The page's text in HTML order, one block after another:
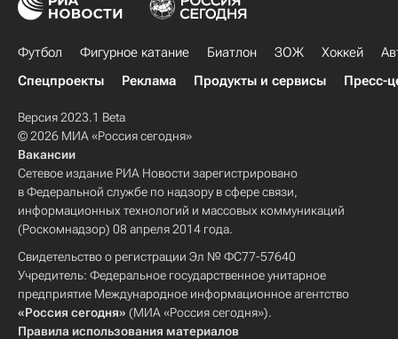
Футбол Фигурное катание Биатлон ЗОЖ Хоккей
Спецпроекты
Реклама Продукты и сервисы Пресс-
Версия 2023.1 Beta
© 2026 МИА «Россия сегодня»
Вакансии
Сетевое издание РИА Новости зарегистрировано
в Федеральной службе по надзору в сфере связи,
информационных технологий и массовых коммуникаций
(Роскомнадзор) 08 апреля 2014 года.
Свидетельство о регистрации Эл № ФС77-57640
Учредитель: Федеральное государственное унитарное
предприятие Международное информационное агентство
«Россия сегодня» (МИА «Россия сегодня»).
Правила использования материалов